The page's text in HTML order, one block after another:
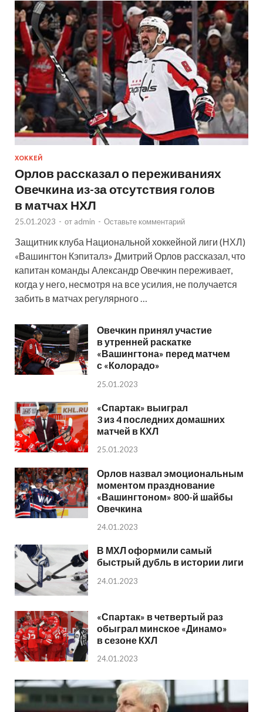
ХОККЕЙ
Орлов рассказал о переживаниях
Овечкина из-за отсутствия голов
в матчах НХЛ
25.01.2023 - от admin - Оставьте комментарий
Защитник клуба Национальной хоккейной лиги (НХЛ)
«Вашингтон Кэпиталз» Дмитрий Орлов рассказал, что
капитан команды Александр Овечкин переживает,
когда у него, несмотря на все усилия, не получается
забить в матчах регулярного …
Овечкин принял участие
в утренней раскатке
«Вашингтона» перед матчем
с «Колорадо»
25.01.2023
«Спартак» выиграл
3 из 4 последних домашних
матчей в КХЛ
25.01.2023
Орлов назвал эмоциональным
моментом празднование
«Вашингтоном» 800-й шайбы
Овечкина
24.01.2023
В МХЛ оформили самый
быстрый дубль в истории лиги
24.01.2023
«Спартак» в четвертый раз
обыграл минское «Динамо»
в сезоне КХЛ
24.01.2023